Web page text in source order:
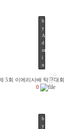
18
JUN
b
y
A
d
m
i
n
5회 이에리사배 탁구대회
0
b
y